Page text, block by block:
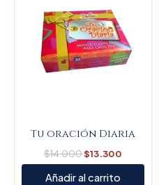
Tu oración Diaria
$14.000
$14.000.
$13.300
Añadir al carrito